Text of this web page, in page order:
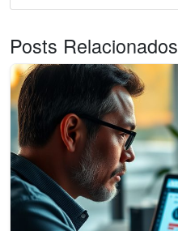
Posts Relacionados